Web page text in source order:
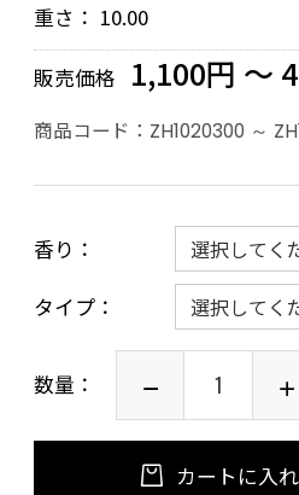
重さ： 10.00
販売価格 1,100円 ～
商品コード： ZH1020300 ～
香り
タイプ
数量：
カートに入